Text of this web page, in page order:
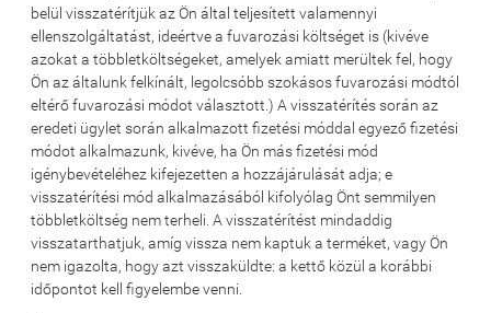
belül visszatérítjük az Ön által teljesített valamennyi
ellenszolgáltatást, ideértve a fuvarozási költséget is (kivéve
azokat a többletköltségeket, amelyek amiatt merültek fel, hogy
Ön az általunk felkínált, legolcsóbb szokásos fuvarozási módtól
eltérő fuvarozási módot választott.) A visszatérítés során az
eredeti ügylet során alkalmazott fizetési móddal egyező fizetési
módot alkalmazunk, kivéve, ha Ön más fizetési mód
igénybevételéhez kifejezetten a hozzájárulását adja; e
visszatérítési mód alkalmazásából kifolyólag Önt semmilyen
többletköltség nem terheli. A visszatérítést mindaddig
visszatarthatjuk, amíg vissza nem kaptuk a terméket, vagy Ön
nem igazolta, hogy azt visszaküldte: a kettő közül a korábbi
időpontot kell figyelembe venni.